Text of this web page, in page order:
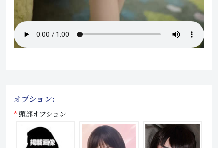
オプション:
頭部オプション